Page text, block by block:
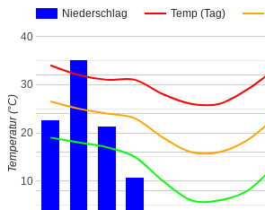
Niederschlag Temp (Tag)
10
20
30
40
Temperatur (°C)